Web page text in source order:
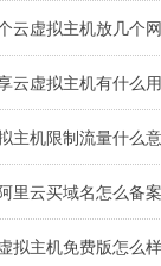
云虚拟主机放几个
云虚拟主机有什么用
主机限制流量什么
里云买域名怎么备案
拟主机免费版怎么样